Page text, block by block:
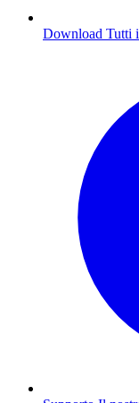
Download Tutti